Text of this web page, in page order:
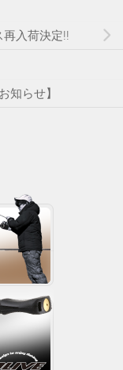
再入荷決定!!
知らせ】